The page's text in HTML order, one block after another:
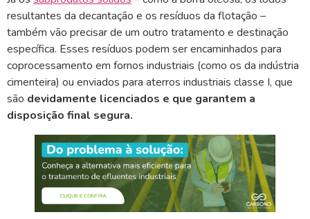
resultantes da decantação e os resíduos da flotação –
também vão precisar de um outro tratamento e destinação
específica. Esses resíduos podem ser encaminhados para
coprocessamento em fornos industriais (como os da indústria
cimenteira) ou enviados para aterros industriais classe I, que
são devidamente licenciados e que garantem a
disposição final segura.